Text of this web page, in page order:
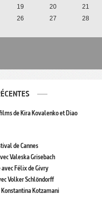
19 20
21
26 27
28
de Kira Kovalenko et Diao
de Cannes
Valeska Grisebach
Félix de Givry
Volker Schlöndorff
Konstantina Kotzamani